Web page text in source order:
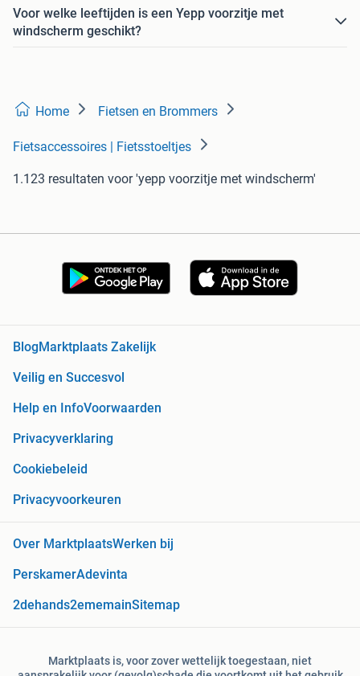
Voor welke leeftijden is een Yepp voorzitje met
windscherm geschikt?
Home Fietsen en Brommers
Fietsaccessoires | Fietsstoeltjes
1.123 resultaten voor 'yepp voorzitje met windscherm'
BlogMarktplaats Zakelijk
Veilig en Succesvol
Help en InfoVoorwaarden
Privacyverklaring
Cookiebeleid
Privacyvoorkeuren
Over MarktplaatsWerken bij
PerskamerAdevinta
2dehands2ememainSitemap
Marktplaats is, voor zover wettelijk toegestaan, niet